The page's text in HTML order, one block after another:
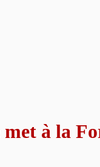
met à la